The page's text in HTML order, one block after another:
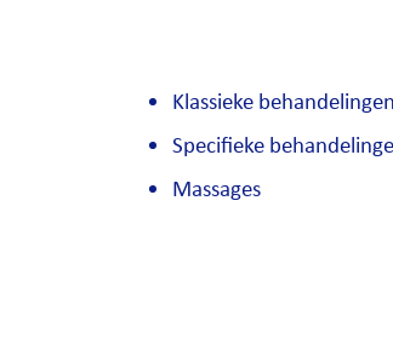
Klassieke
Specifieke
Massages